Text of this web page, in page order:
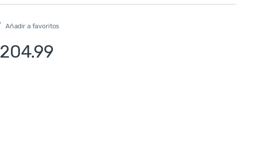
Añadir a favoritos
204.99